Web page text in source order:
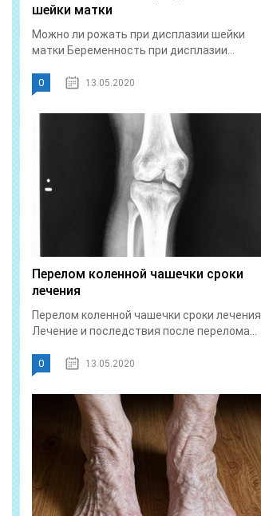
шейки матки
Можно ли рожать при дисплазии шейки
матки Беременность при дисплазии...
0 13.05.2020
Перелом коленной чашечки сроки
лечения
Перелом коленной чашечки сроки лечения
Лечение и последствия после перелома...
0 13.05.2020